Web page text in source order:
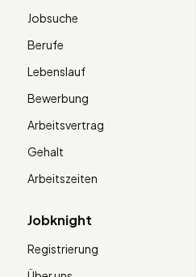
Jobsuche
Berufe
Lebenslauf
Bewerbung
Arbeitsvertrag
Gehalt
Arbeitszeiten
Jobknight
Registrierung